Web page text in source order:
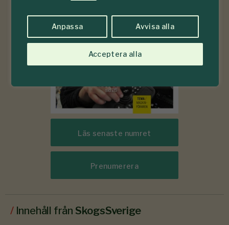
Anpassa Avvisa alla
Acceptera alla
Läs senaste numret
Prenumerera
/ Innehåll från SkogsSverige